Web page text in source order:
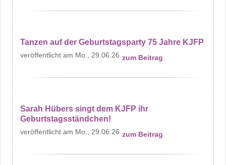
Tanzen auf der Geburtstagsparty 75 Jahre KJFP
Mo., 29.06.26 zum Beitrag
Sarah Hübers singt dem KJFP ihr
Geburtstagsständchen!
Mo., 29.06.26 zum Beitrag